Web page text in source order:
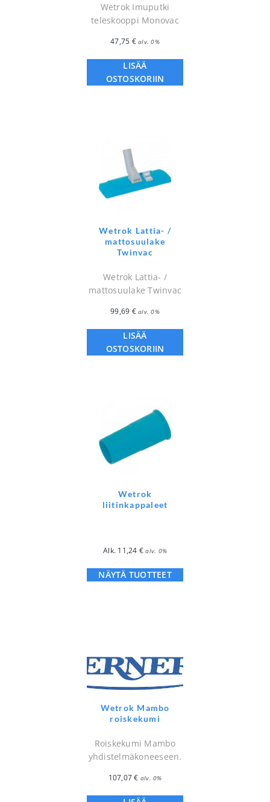
Wetrok Imuputki
teleskooppi Monovac
47,75 € alv. 0%
LISÄÄ
OSTOSKORIIN
Wetrok Lattia- /
mattosuulake
Twinvac
Wetrok Lattia- /
mattosuulake Twinvac
99,69 € alv. 0%
LISÄÄ
OSTOSKORIIN
Wetrok
liitinkappaleet
Alk. 11,24 € alv. 0%
NÄYTÄ TUOTTEET
Wetrok Mambo
roiskekumi
Roiskekumi Mambo
yhdistelmäkoneeseen.
107,07€ alv. 0%